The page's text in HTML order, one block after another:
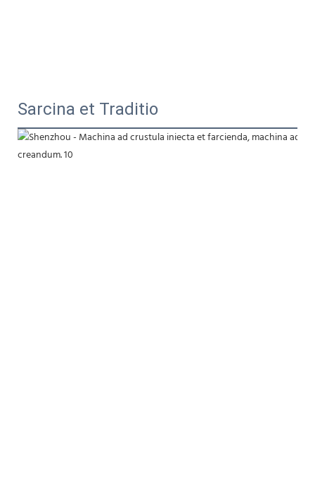
Sarcina et Traditio